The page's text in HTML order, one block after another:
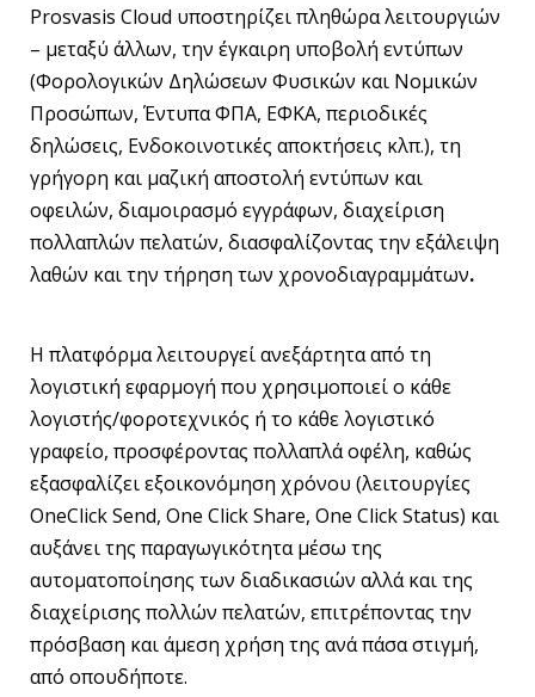
Prosvasis Cloud υποστηρίζει πληθώρα λειτουργιών
– μεταξύ άλλων, την έγκαιρη υποβολή εντύπων
(Φορολογικών Δηλώσεων Φυσικών και Νομικών
Προσώπων, Έντυπα ΦΠΑ, ΕΦΚΑ, περιοδικές
δηλώσεις, Ενδοκοινοτικές αποκτήσεις κλπ.), τη
γρήγορη και μαζική αποστολή εντύπων και
οφειλών, διαμοιρασμό εγγράφων, διαχείριση
πολλαπλών πελατών, διασφαλίζοντας την εξάλειψη
λαθών και την τήρηση των χρονοδιαγραμμάτων.
Η πλατφόρμα λειτουργεί ανεξάρτητα από τη
λογιστική εφαρμογή που χρησιμοποιεί ο κάθε
λογιστής/φοροτεχνικός ή το κάθε λογιστικό
γραφείο, προσφέροντας πολλαπλά οφέλη, καθώς
εξασφαλίζει εξοικονόμηση χρόνου (λειτουργίες
OneClick Send, One Click Share, One Click Status) και
αυξάνει της παραγωγικότητα μέσω της
αυτοματοποίησης των διαδικασιών αλλά και της
διαχείρισης πολλών πελατών, επιτρέποντας την
πρόσβαση και άμεση χρήση της ανά πάσα στιγμή,
από οπουδήποτε.